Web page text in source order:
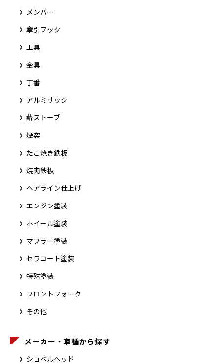
メンバー
牽引フック
工具
金具
丁番
アルミサッシ
薪ストーブ
煙突
たこ焼き鉄板
焼肉鉄板
ヘアライン仕上げ
エンジン塗装
ホイール塗装
マフラー塗装
セラコート塗装
特殊塗装
フロントフォーク
その他
メーカー・車種から探す
ショベルヘッド